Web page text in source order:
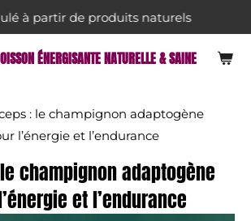
ÉNERGISANTE NATURELLE & SAINE
à partir de produits naturels
: le champignon adaptogène
l’énergie et l’endurance
champignon adaptogène
et l’endurance